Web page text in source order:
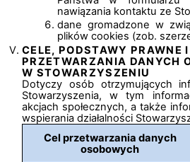
nawiązania kontaktu ze
dane gromadzone w
plików cookies (zob.
CELE, PODSTAWY PRAWNE
PRZETWARZANIA DANYCH
W STOWARZYSZENIU
Dotyczy osób otrzymujących
Stowarzyszenia, w tym
akcjach społecznych, a także
wspierania działalności
Cel przetwarzania danych
osobowych